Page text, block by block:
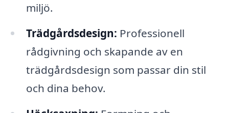
miljö.
Trädgårdsdesign: Professionell
rådgivning och skapande av en
trädgårdsdesign som passar din stil
och dina behov.